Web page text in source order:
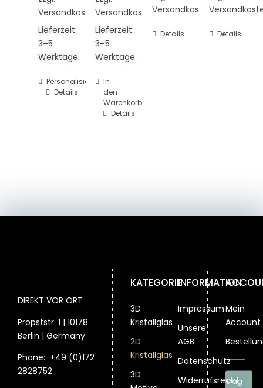
Versandkosten
Lieferzeit:
3–5
Werktage
Personalisieren
Details
Versandkosten
Lieferzeit:
3–5
Werktage
In
den
Warenkorb
Details
Versandkosten
Details Details
DIREKT VOR ORT
Propststr. 1 | 10178
Berlin | Germany
Phone: +49 (0)172
2828752
KATEGORIE
3D
Kristallglas
2D
Kristallglas
3D
INFORMATION
Impressum
Unsere
AGB
Datenschutz
Widerrufsrecht
Mein
Account
Vertrag